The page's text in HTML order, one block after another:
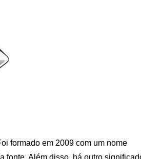
formado em 2009 com um nome
fonte. Além disso, há outro